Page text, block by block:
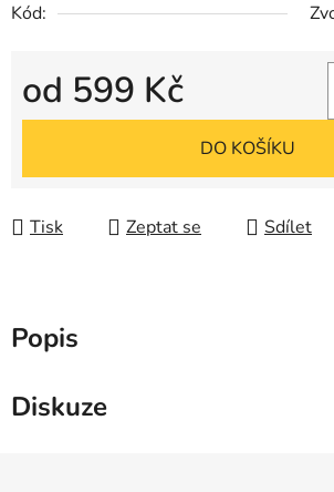
Kód:
od 599 Kč
Měrná cena:
DO KOŠÍKU
Tisk Zeptat se Sdílet
Popis
Diskuze